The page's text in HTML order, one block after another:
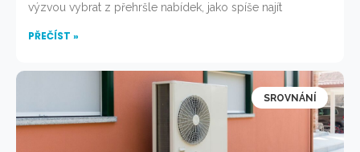
výzvou vybrat z přehršle nabídek, jako spíše najít
PŘEČÍST »
SROVNÁNÍ